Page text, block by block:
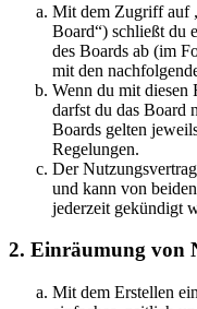
Mit dem Zugriff auf
Board“) schließt du
des Boards ab (im
mit den
Wenn du mit diesen
darfst du das Board
Boards gelten
Regelungen.
Der
und kann von
jederzeit gekündigt
2. Einräumung von
Mit dem Erstellen